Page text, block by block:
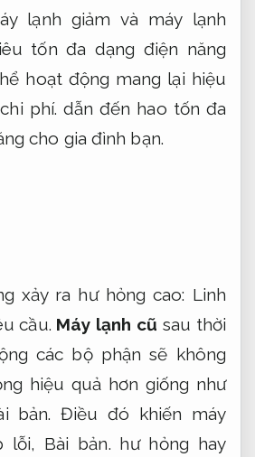
lạnh giảm và máy lạnh
tốn đa dạng điện năng
hoạt động mang lại hiệu
phí. dẫn đến hao tốn đa
cho gia đình bạn.
xảy ra hư hỏng cao: Linh
cầu. Máy lạnh cũ sau thời
các bộ phận sẽ không
hiệu quả hơn giống như
bản. Điều đó khiến máy
lỗi, Bài bản. hư hỏng hay